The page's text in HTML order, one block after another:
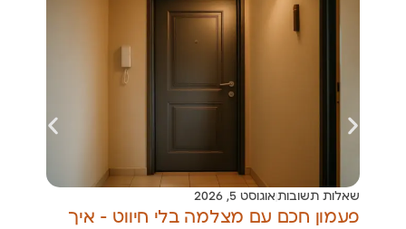
שאלות תשובותאוגוסט 5, 2026
פעמון חכם עם מצלמה בלי חיווט — איך